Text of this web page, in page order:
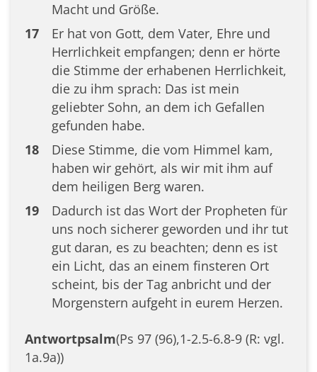
Macht und Größe.
17
Er hat von Gott, dem Vater, Ehre und
Herrlichkeit empfangen; denn er hörte
die Stimme der erhabenen Herrlichkeit,
die zu ihm sprach: Das ist mein
geliebter Sohn, an dem ich Gefallen
gefunden habe.
18
Diese Stimme, die vom Himmel kam,
haben wir gehört, als wir mit ihm auf
dem heiligen Berg waren.
19
Dadurch ist das Wort der Propheten für
uns noch sicherer geworden und ihr tut
gut daran, es zu beachten; denn es ist
ein Licht, das an einem finsteren Ort
scheint, bis der Tag anbricht und der
Morgenstern aufgeht in eurem Herzen.
Antwortpsalm(Ps 97 (96),1-2.5-6.8-9 (R: vgl.
1a.9a))